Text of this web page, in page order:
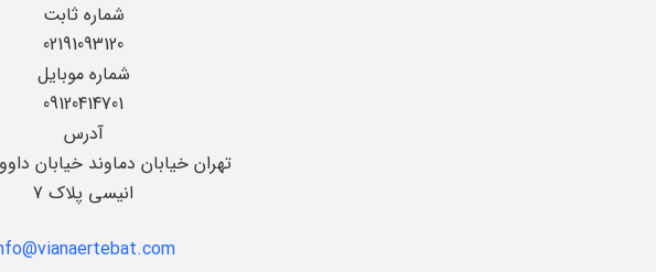
شماره ثابت
02191093120
شماره موبایل
09120414701
آدرس
تهران خیابان دماوند خیابان
انیسی پلاک 7